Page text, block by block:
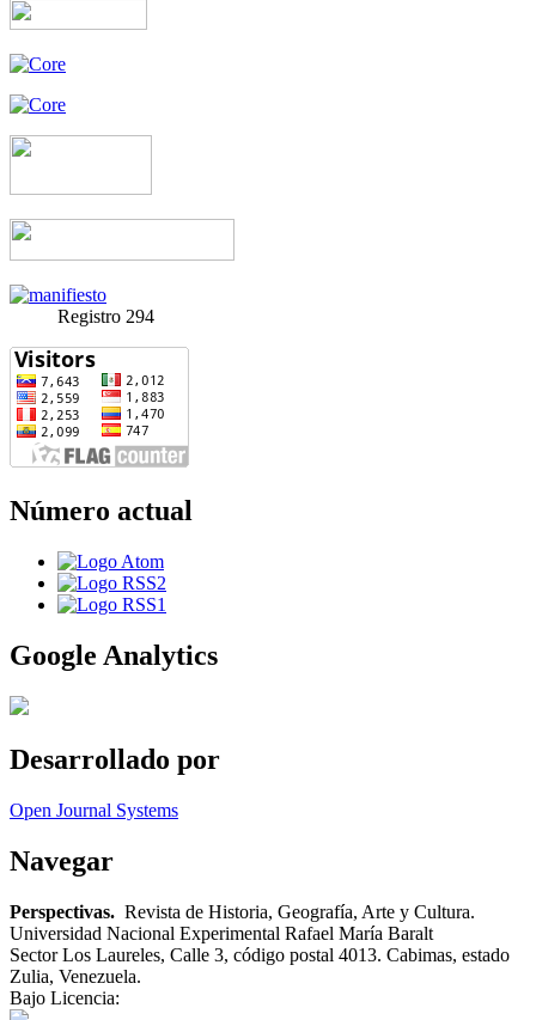
Registro 294
Número actual
Google Analytics
Desarrollado por
Open Journal Systems
Navegar
Perspectivas. Revista de Historia, Geografía, Arte y Cultura.
Universidad Nacional Experimental Rafael María Baralt
Sector Los Laureles, Calle 3, código postal 4013. Cabimas, estado
Zulia, Venezuela.
Bajo Licencia: